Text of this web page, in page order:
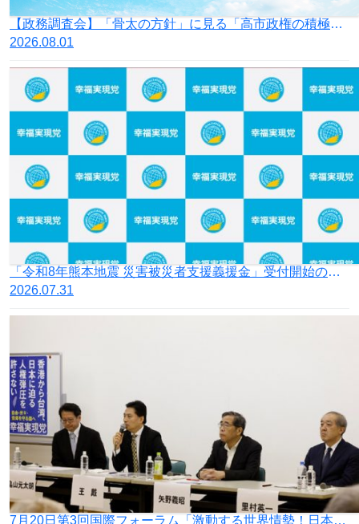
【政務調査会】「骨太の方針」に見る「高市政権の積極財政」の落とし穴
2026.08.01
「令和8年熊本地震 災害被災者支援義援金」受付開始のお知らせ
2026.07.31
7月20日第3回国際フォーラム「激動する世界情勢！日本の針路を問う」開催